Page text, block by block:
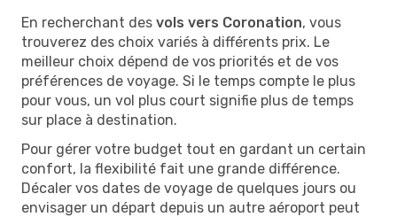
En recherchant des vols vers Coronation, vous
trouverez des choix variés à différents prix. Le
meilleur choix dépend de vos priorités et de vos
préférences de voyage. Si le temps compte le plus
pour vous, un vol plus court signifie plus de temps
sur place à destination.
Pour gérer votre budget tout en gardant un certain
confort, la flexibilité fait une grande différence.
Décaler vos dates de voyage de quelques jours ou
envisager un départ depuis un autre aéroport peut